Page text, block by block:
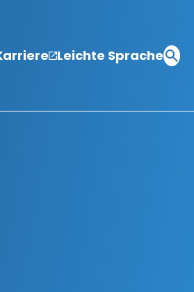
Leichte Sprache